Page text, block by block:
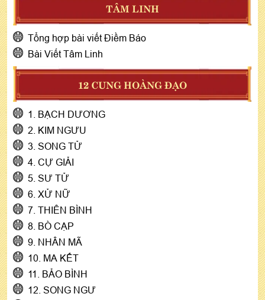
TÂM LINH
Tổng hợp bài viết Điềm Báo
Bài Viết Tâm Linh
12 CUNG HOÀNG ĐẠO
1. BẠCH DƯƠNG
2. KIM NGƯU
3. SONG TỬ
4. CỰ GIẢI
5. SƯ TỬ
6. XỬ NỮ
7. THIÊN BÌNH
8. BÒ CẠP
9. NHÂN MÃ
10. MA KẾT
11. BẢO BÌNH
12. SONG NGƯ